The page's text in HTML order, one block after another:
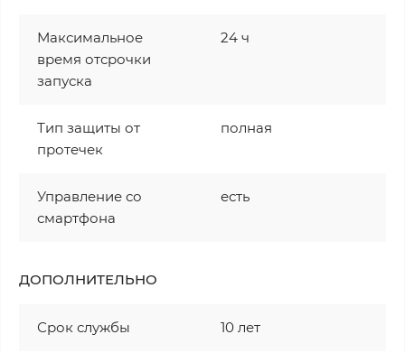
Максимальное
время отсрочки
запуска
24 ч
Тип защиты от
протечек
полная
Управление со
смартфона
есть
ДОПОЛНИТЕЛЬНО
Срок службы 10 лет